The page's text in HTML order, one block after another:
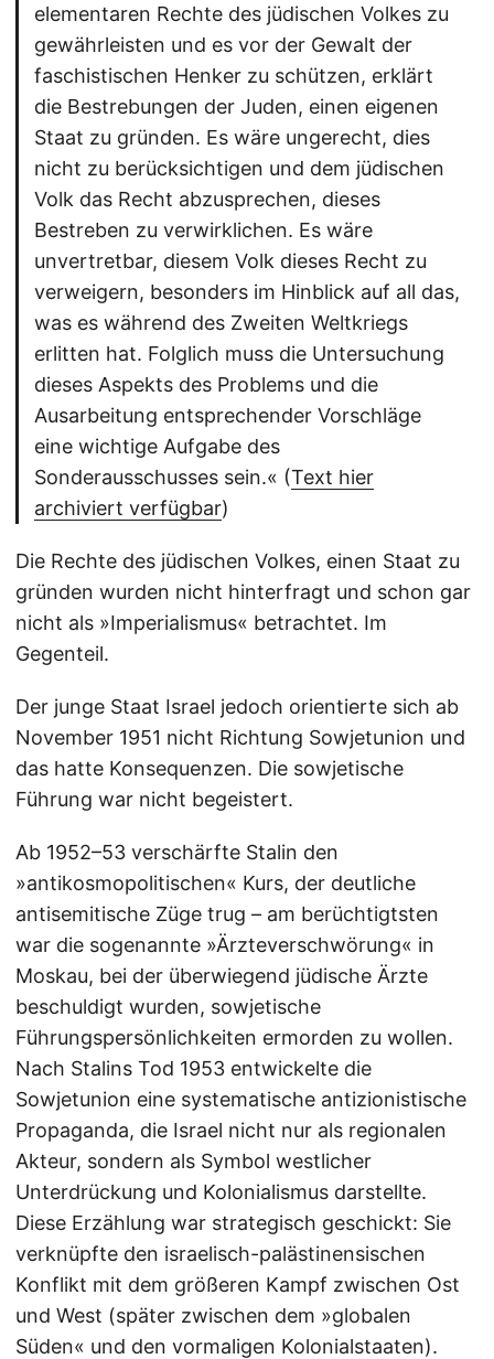
elementaren Rechte des jüdischen Volkes zu
gewährleisten und es vor der Gewalt der
faschistischen Henker zu schützen, erklärt
die Bestrebungen der Juden, einen eigenen
Staat zu gründen. Es wäre ungerecht, dies
nicht zu berücksichtigen und dem jüdischen
Volk das Recht abzusprechen, dieses
Bestreben zu verwirklichen. Es wäre
unvertretbar, diesem Volk dieses Recht zu
verweigern, besonders im Hinblick auf all das,
was es während des Zweiten Weltkriegs
erlitten hat. Folglich muss die Untersuchung
dieses Aspekts des Problems und die
Ausarbeitung entsprechender Vorschläge
eine wichtige Aufgabe des
Sonderausschusses sein.« (Text hier
archiviert verfügbar)
Die Rechte des jüdischen Volkes, einen Staat zu
gründen wurden nicht hinterfragt und schon gar
nicht als »Imperialismus« betrachtet. Im
Gegenteil.
Der junge Staat Israel jedoch orientierte sich ab
November 1951 nicht Richtung Sowjetunion und
das hatte Konsequenzen. Die sowjetische
Führung war nicht begeistert.
Ab 1952–53 verschärfte Stalin den
»antikosmopolitischen« Kurs, der deutliche
antisemitische Züge trug – am berüchtigtsten
war die sogenannte »Ärzteverschwörung« in
Moskau, bei der überwiegend jüdische Ärzte
beschuldigt wurden, sowjetische
Führungspersönlichkeiten ermorden zu wollen.
Nach Stalins Tod 1953 entwickelte die
Sowjetunion eine systematische antizionistische
Propaganda, die Israel nicht nur als regionalen
Akteur, sondern als Symbol westlicher
Unterdrückung und Kolonialismus darstellte.
Diese Erzählung war strategisch geschickt: Sie
verknüpfte den israelisch-palästinensischen
Konflikt mit dem größeren Kampf zwischen Ost
und West (später zwischen dem »globalen
Süden« und den vormaligen Kolonialstaaten).